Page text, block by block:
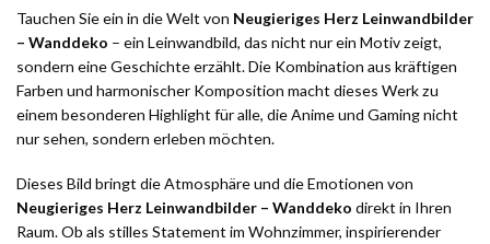
Tauchen Sie ein in die Welt von Neugieriges Herz Leinwandbilder
– Wanddeko – ein Leinwandbild, das nicht nur ein Motiv zeigt,
sondern eine Geschichte erzählt. Die Kombination aus kräftigen
Farben und harmonischer Komposition macht dieses Werk zu
einem besonderen Highlight für alle, die Anime und Gaming nicht
nur sehen, sondern erleben möchten.
Dieses Bild bringt die Atmosphäre und die Emotionen von
Neugieriges Herz Leinwandbilder – Wanddeko direkt in Ihren
Raum. Ob als stilles Statement im Wohnzimmer, inspirierender